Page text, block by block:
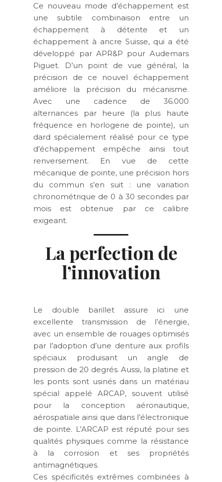
Ce nouveau mode d’échappement est
une subtile combinaison entre un
échappement à détente et un
échappement à ancre Suisse, qui a été
développé par APR&P pour Audemars
Piguet. D’un point de vue général, la
précision de ce nouvel échappement
améliore la précision du mécanisme.
Avec une cadence de 36.000
alternances par heure (la plus haute
fréquence en horlogerie de pointe), un
dard spécialement réalisé pour ce type
d’échappement empêche ainsi tout
renversement. En vue de cette
mécanique de pointe, une précision hors
du commun s’en suit : une variation
chronométrique de 0 à 30 secondes par
mois est obtenue par ce calibre
exigeant.
La perfection de
l’innovation
Le double barillet assure ici une
excellente transmission de l’énergie,
avec un ensemble de rouages optimisés
par l’adoption d’une denture aux profils
spéciaux produisant un angle de
pression de 20 degrés. Aussi, la platine et
les ponts sont usinés dans un matériau
spécial appelé ARCAP, souvent utilisé
pour la conception aéronautique,
aérospatiale ainsi que dans l’électronique
de pointe. L’ARCAP est réputé pour ses
qualités physiques comme la résistance
à la corrosion et ses propriétés
antimagnétiques.
Ces spécificités extrêmes combinées à